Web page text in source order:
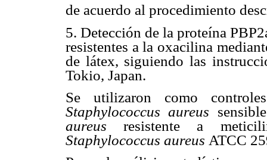
de acuerdo al procedimiento
5. Detección de la proteína
resistentes a la oxacilina
de látex, siguiendo las
Tokio, Japan.
Se utilizaron como
Staphylococcus aureus
aureus resistente a
Staphylococcus aureus ATCC